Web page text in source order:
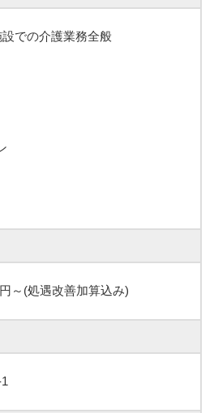
での介護業務全般
～(処遇改善加算込み)